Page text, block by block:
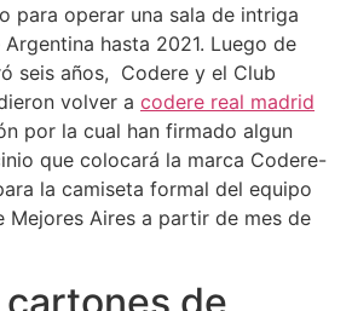
para operar una sala de intriga
hasta 2021. Luego de
seis años, Codere y el Club
volver a codere real madrid
por la cual han firmado algun
que colocará la marca Codere-
la camiseta formal del equipo
Mejores Aires a partir de mes de
de